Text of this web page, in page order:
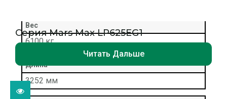
Вес
6100 кг
Длина
3252 мм
Серия Mars Max LP625EG1
Читать Дальше